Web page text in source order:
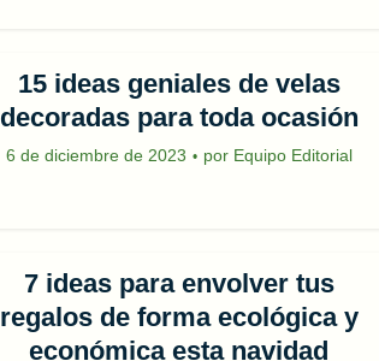
15 ideas geniales de velas
decoradas para toda ocasión
6 de diciembre de 2023 por Equipo Editorial
7 ideas para envolver tus
regalos de forma ecológica y
económica esta navidad